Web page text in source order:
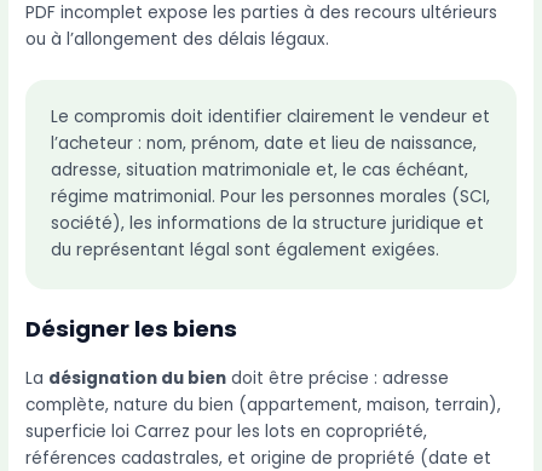
PDF incomplet expose les parties à des recours ultérieurs
ou à l’allongement des délais légaux.
Le compromis doit identifier clairement le vendeur et
l’acheteur : nom, prénom, date et lieu de naissance,
adresse, situation matrimoniale et, le cas échéant,
régime matrimonial. Pour les personnes morales (SCI,
société), les informations de la structure juridique et
du représentant légal sont également exigées.
Désigner les biens
La désignation du bien doit être précise : adresse
complète, nature du bien (appartement, maison, terrain),
superficie loi Carrez pour les lots en copropriété,
références cadastrales, et origine de propriété (date et